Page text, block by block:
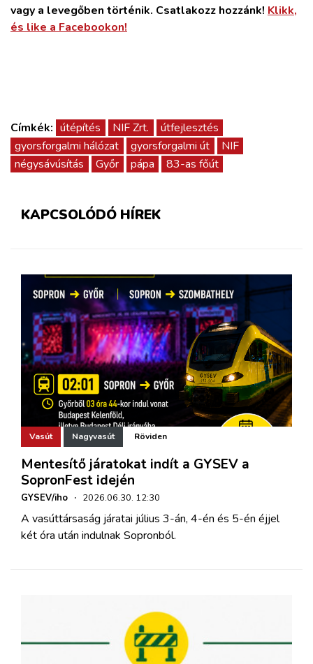
vagy a levegőben történik. Csatlakozz hozzánk! Klikk,
és like a Facebookon!
Címkék: útépítés NIF Zrt.
útfejlesztés
gyorsforgalmi hálózat
gyorsforgalmi út
NIF
négysávúsítás
Győr pápa 83-as főút
KAPCSOLÓDÓ HÍREK
Vasút Nagyvasút Röviden
Mentesítő járatokat indít a GYSEV a
SopronFest idején
GYSEV/iho · 2026.06.30. 12:30
A vasúttársaság járatai július 3-án, 4-én és 5-én éjjel
két óra után indulnak Sopronból.